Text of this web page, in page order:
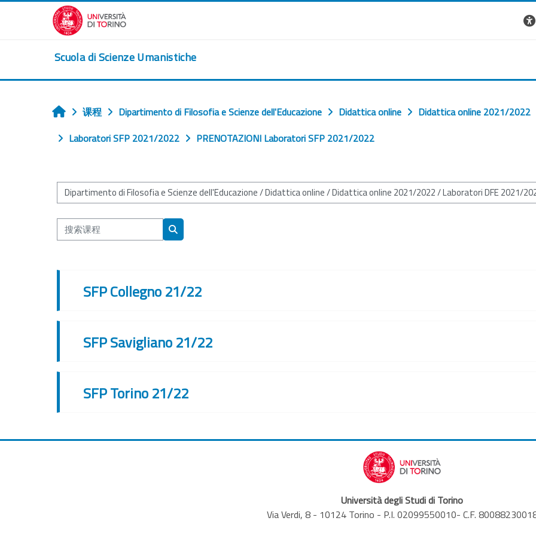
跳到主要内容
Scuola di Scienze Umanistiche
首页课程 Dipartimento di Filosofia e Scienze dell'Educazione Didattica online
Didattica online 2021/2022
Laboratori SFP 2021/2022
PRENOTAZIONI Laboratori SFP 2021/2022
课程类别
搜索课程
搜索课程
SFP Collegno 21/22
SFP Savigliano 21/22
SFP Torino 21/22
Università degli Studi di Torino
Via Verdi, 8 - 10124 Torino - P.I. 02099550010- C.F.